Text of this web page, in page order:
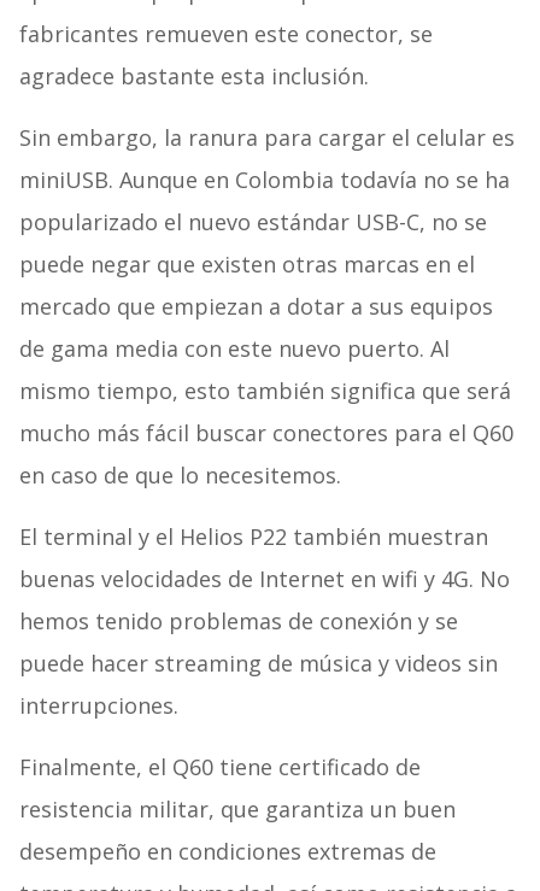
fabricantes remueven este conector, se
agradece bastante esta inclusión.
Sin embargo, la ranura para cargar el celular es
miniUSB. Aunque en Colombia todavía no se ha
popularizado el nuevo estándar USB-C, no se
puede negar que existen otras marcas en el
mercado que empiezan a dotar a sus equipos
de gama media con este nuevo puerto. Al
mismo tiempo, esto también significa que será
mucho más fácil buscar conectores para el Q60
en caso de que lo necesitemos.
El terminal y el Helios P22 también muestran
buenas velocidades de Internet en wifi y 4G. No
hemos tenido problemas de conexión y se
puede hacer streaming de música y videos sin
interrupciones.
Finalmente, el Q60 tiene certificado de
resistencia militar, que garantiza un buen
desempeño en condiciones extremas de